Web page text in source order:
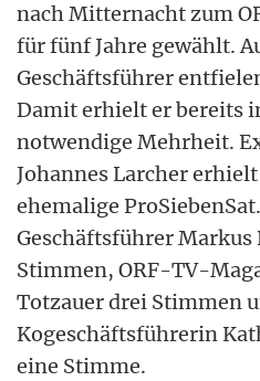
nach Mitternacht zum
für fünf Jahre gewählt.
Geschäftsführer
Damit erhielt er bereits
notwendige Mehrheit.
Johannes Larcher
ehemalige
Geschäftsführer
Stimmen, ORF-TV-
Totzauer drei Stimmen
Kogeschäftsführerin
eine Stimme.